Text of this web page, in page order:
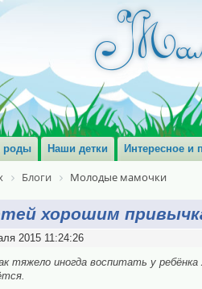
роды Наши детки Интересное и
Блоги Молодые мамочки
хорошим
2015 11:24:26
тяжело иногда воспитать у